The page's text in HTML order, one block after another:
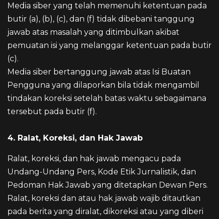
Media siber yang telah memenuhi ketentuan pada
butir (a), (b), (c), dan (f) tidak dibebani tanggung
jawab atas masalah yang ditimbulkan akibat
pemuatan isi yang melanggar ketentuan pada butir
(c).
Media siber bertanggung jawab atas Isi Buatan
Pengguna yang dilaporkan bila tidak mengambil
tindakan koreksi setelah batas waktu sebagaimana
tersebut pada butir (f).
4. Ralat, Koreksi, dan Hak Jawab
Ralat, koreksi, dan hak jawab mengacu pada
Undang-Undang Pers, Kode Etik Jurnalistik, dan
Pedoman Hak Jawab yang ditetapkan Dewan Pers.
Ralat, koreksi dan atau hak jawab wajib ditautkan
pada berita yang diralat, dikoreksi atau yang diberi